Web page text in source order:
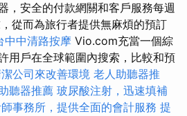
，安全的付款網關和客戶服務每週
從而為旅行者提供無麻煩的預訂
中中清路按摩 Vio.com充當一個綜
用戶在全球範圍內搜索，比較和預
公司來改善環境 老人助聽器推
聽器推薦 玻尿酸注射，迅速填補
事務所，提供全面的會計服務 提